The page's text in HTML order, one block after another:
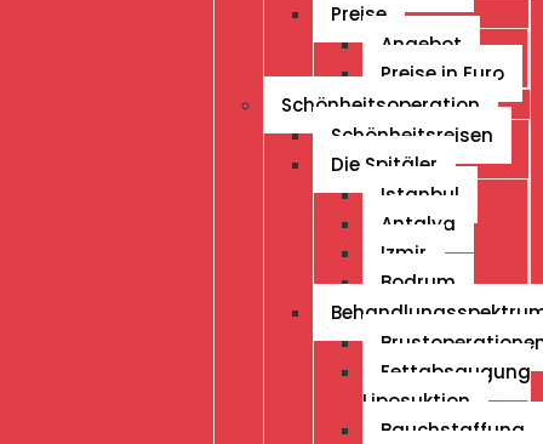
Preise
Angebot
Preise in Euro
Schönheitsoperation
Schönheitsreisen
Die Spitäler
Istanbul
Antalya
Izmir
Bodrum
Fettabsaugung
Liposuktion
Bauchstaffung